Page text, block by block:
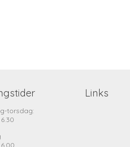
torsdag:
Links